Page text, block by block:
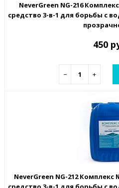
NeverGreen NG-216
средство 3-в-1 для борьбы с
450
− +
NeverGreen NG-212